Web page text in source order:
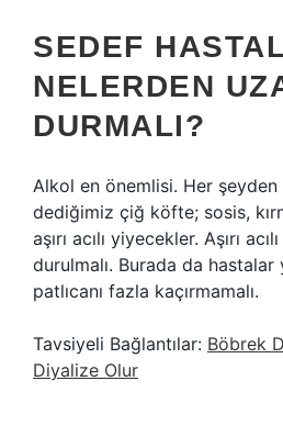
SEDEF
NELERDEN
DURMALI?
Alkol en önemlisi. Her şeyden
dediğimiz çiğ köfte; sosis,
aşırı acılı yiyecekler. Aşırı
durulmalı. Burada da hastalar
patlıcanı fazla kaçırmamalı.
Tavsiyeli Bağlantılar: Böbrek
Diyalize Olur